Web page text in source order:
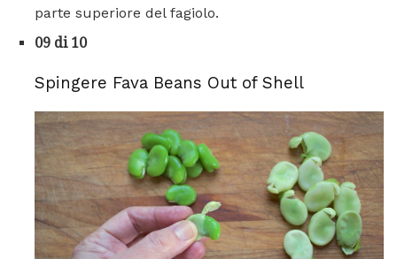
parte superiore del fagiolo.
09 di 10
Spingere Fava Beans Out of Shell